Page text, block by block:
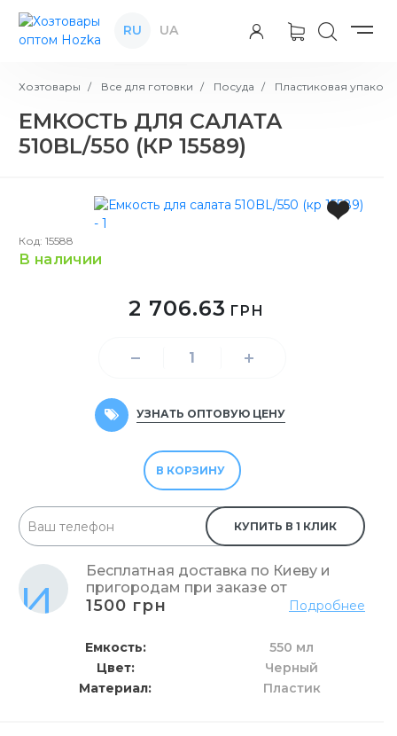
RU UA
Хозтовары Все для готовки Посуда Пластиковая
ЕМКОСТЬ ДЛЯ САЛАТА
510BL/550 (КР 15589)
Код: 15588
в наличии
2 706.63 ГРН
УЗНАТЬ ОПТОВУЮ ЦЕНУ
В КОРЗИНУ
КУПИТЬ В 1 КЛИК
Бесплатная доставка по Киеву и
пригородам при заказе от
1500 грн Подробнее
Емкость
550 мл
Цвет
Черный
Материал
Пластик